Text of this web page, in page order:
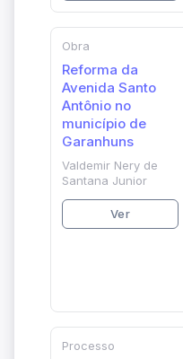
Obra
Reforma da
Avenida Santo
Antônio no
município de
Garanhuns
Valdemir Nery de
Santana Junior
Ver
Processo